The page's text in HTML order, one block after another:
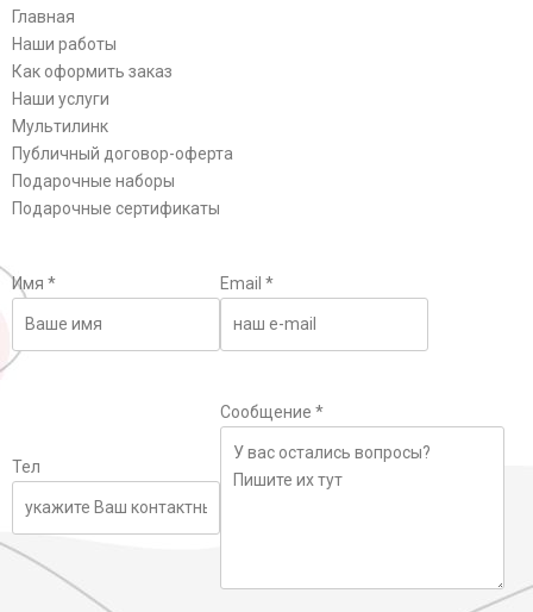
Главная
Наши работы
Как оформить заказ
Наши услуги
Мультилинк
Публичный договор-оферта
Подарочные наборы
Подарочные сертификаты
Имя * Email *
Тел
Сообщение *